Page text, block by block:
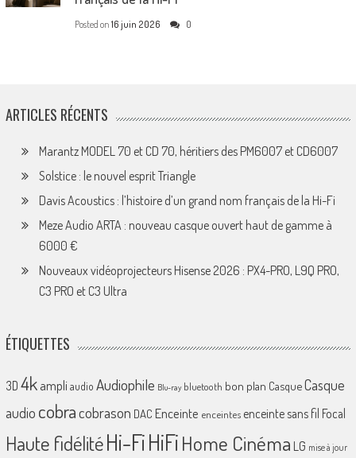
Posted on 16 juin 2026 0
ARTICLES RÉCENTS
Marantz MODEL 70 et CD 70, héritiers des PM6007 et CD6007
Solstice : le nouvel esprit Triangle
Davis Acoustics : l’histoire d’un grand nom français de la Hi-Fi
Meze Audio ARTA : nouveau casque ouvert haut de gamme à
6000 €
Nouveaux vidéoprojecteurs Hisense 2026 : PX4-PRO, L9Q PRO,
C3 PRO et C3 Ultra
ÉTIQUETTES
3D 4k ampliaudio Audiophile Blu-ray bluetooth bon plan CasqueCasque
audio cobracobrason DAC Enceinte enceintes enceinte sans fil Focal
Haute fidélitéHi-FiHiFiHome Cinéma LG mise à jour